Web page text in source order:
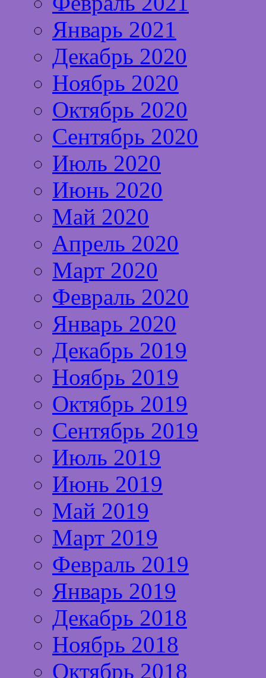
Январь 2021
Декабрь 2020
Ноябрь 2020
Октябрь 2020
Сентябрь 2020
Июль 2020
Июнь 2020
Май 2020
Апрель 2020
Март 2020
Февраль 2020
Январь 2020
Декабрь 2019
Ноябрь 2019
Октябрь 2019
Сентябрь 2019
Июль 2019
Июнь 2019
Май 2019
Март 2019
Февраль 2019
Январь 2019
Декабрь 2018
Ноябрь 2018
Октябрь 2018